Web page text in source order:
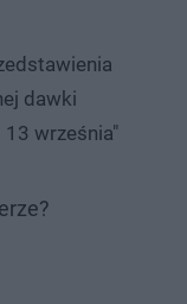
dawki
września"